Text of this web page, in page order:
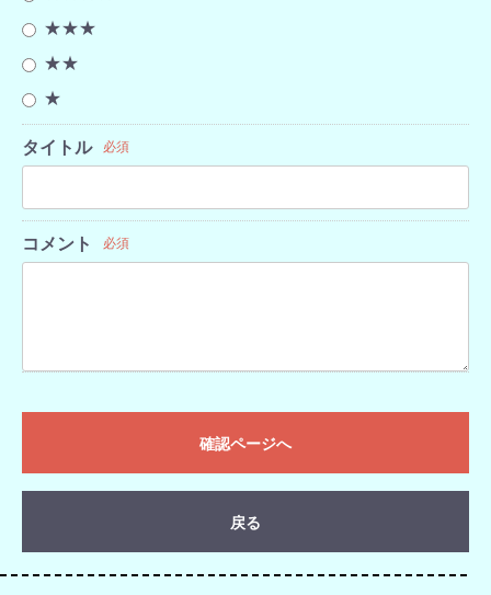
★★★
★★
★
タイトル 必須
コメント 必須
確認ページへ
戻る